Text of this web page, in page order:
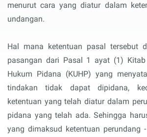
menurut cara yang diatur dalam
undangan.
Hal mana ketentuan pasal tersebut
pasangan dari Pasal 1 ayat (1)
Hukum Pidana (KUHP) yang
tindakan tidak dapat dipidana,
ketentuan yang telah diatur dalam
pidana yang telah ada. Sehingga
yang dimaksud ketentuan perundang